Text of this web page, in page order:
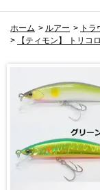
ホーム > ルアー > トラ
>
【ティモン】 トリコ